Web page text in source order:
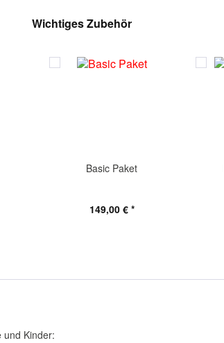
Wichtiges Zubehör
Basic Paket
149,00 € *
und Kinder: